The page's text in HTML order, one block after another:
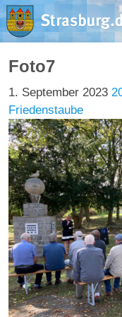
Mängelmeldung
Aktuelles
Rathaus
Natur – Kultur –
Wirtschaft
Willkommen in
Foto7
1. September 2023
Friedenstaube